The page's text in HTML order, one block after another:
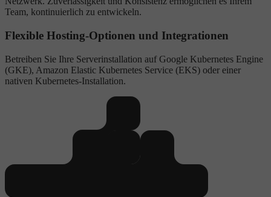
Team, kontinuierlich zu entwickeln.
Flexible Hosting-Optionen und Integrationen
Betreiben Sie Ihre Serverinstallation auf Google Kubernetes Engine
(GKE), Amazon Elastic Kubernetes Service (EKS) oder einer
nativen Kubernetes-Installation.